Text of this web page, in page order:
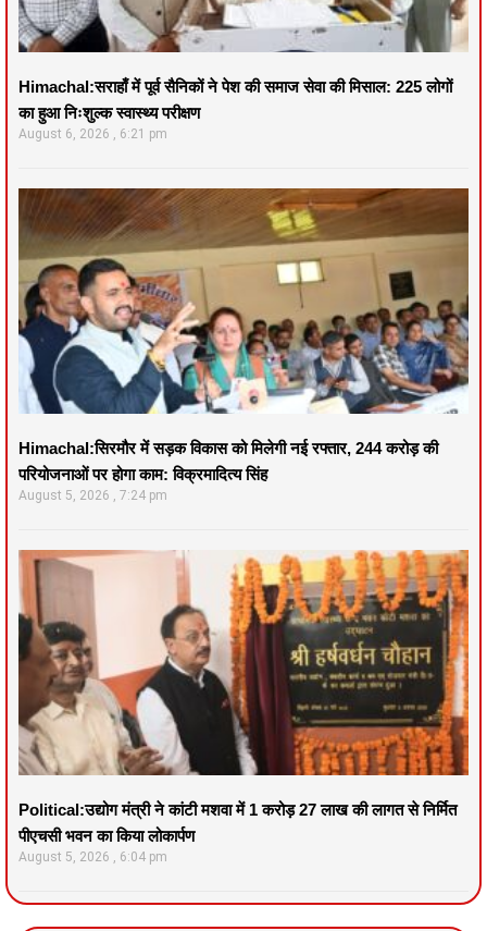
Himachal:सराहाँ में पूर्व सैनिकों ने पेश की समाज सेवा की मिसाल: 225 लोगों
का हुआ निःशुल्क स्वास्थ्य परीक्षण
August 6, 2026 6:21 pm
Himachal:सिरमौर में सड़क विकास को मिलेगी नई रफ्तार, 244 करोड़ की
परियोजनाओं पर होगा काम: विक्रमादित्य सिंह
August 5, 2026 7:24 pm
Political:उद्योग मंत्री ने कांटी मशवा में 1 करोड़ 27 लाख की लागत से निर्मित
पीएचसी भवन का किया लोकार्पण
August 5, 2026 6:04 pm